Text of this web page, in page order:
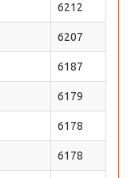
6212
6207
6187
6179
6178
6178